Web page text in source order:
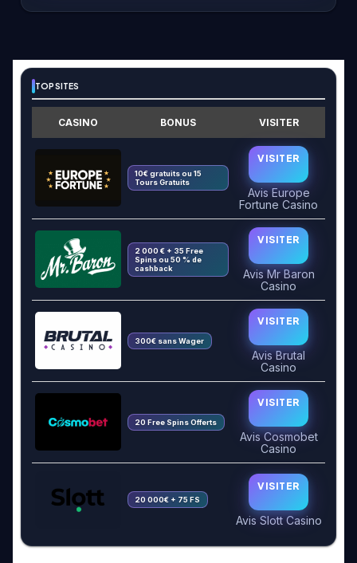
TOP SITES
CASINO BONUS VISITER
10€ gratuits ou 15
Tours Gratuits
VISITER
Avis Europe
Fortune Casino
2 000 € + 35 Free
Spins ou 50 % de
cashback
VISITER
Avis Mr Baron
Casino
300€ sans Wager
VISITER
Avis Brutal
Casino
20 Free Spins Offerts
VISITER
Avis Cosmobet
Casino
20 000€ + 75 FS
VISITER
Avis Slott Casino